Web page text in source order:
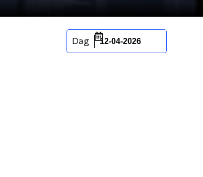
Dag 12-04-2026